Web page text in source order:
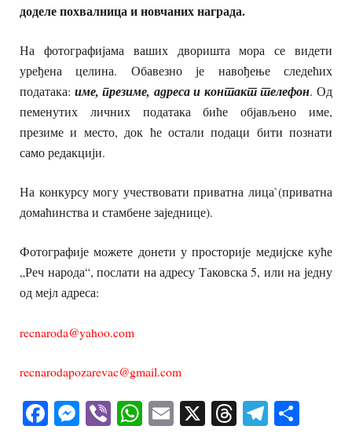
доделе похвалница и новчаних награда.
На фотографијама ваших дворишта мора се видети
уређена целина. Обавезно је навођење следећих
података: име, презиме, адреса и контакт телефон. Од
пеменутих личних података биће објављено име,
презиме и место, док ће остали подаци бити познати
само редакцији.
На конкурсу могу учествовати приватна лица`(приватна
домаћинства и стамбене заједнице).
Фотографије можете донети у просторије медијске куће
„Реч народа“, послати на адресу Таковска 5, или на једну
од мејл адреса:
recnaroda@yahoo.com
recnarodapozarevac@gmail.com
Facebook
Messenger
ViberWhatsApp
Email
X Threads